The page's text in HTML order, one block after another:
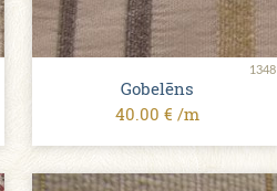
1348
Gobelēns
40.00 € /m